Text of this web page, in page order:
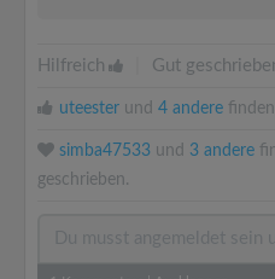
Hilfreich Gut
uteester und 4 andere
simba47533 und 3 andere
geschrieben.